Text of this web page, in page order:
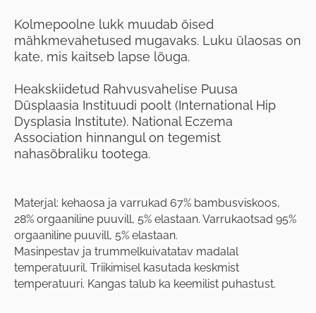
Kolmepoolne lukk muudab öised
mähkmevahetused mugavaks. Luku ülaosas on
kate, mis kaitseb lapse lõuga.
Heakskiidetud Rahvusvahelise Puusa
Düsplaasia Instituudi poolt (International Hip
Dysplasia Institute). National Eczema
Association hinnangul on tegemist
nahasõbraliku tootega.
Materjal: kehaosa ja varrukad 67% bambusviskoos,
28% orgaaniline puuvill, 5% elastaan. Varrukaotsad 95%
orgaaniline puuvill, 5% elastaan.
Masinpestav ja trummelkuivatatav madalal
temperatuuril. Triikimisel kasutada keskmist
temperatuuri. Kangas talub ka keemilist puhastust.